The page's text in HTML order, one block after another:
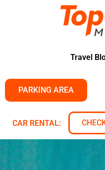
Travel
PARKING AREA
CAR RENTAL: